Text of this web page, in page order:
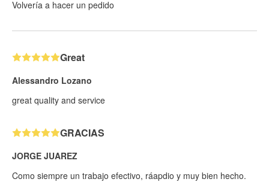
Volvería a hacer un pedido
Great
Alessandro Lozano
great quality and service
GRACIAS
JORGE JUAREZ
Como siempre un trabajo efectivo, ráapdio y muy bien hecho.